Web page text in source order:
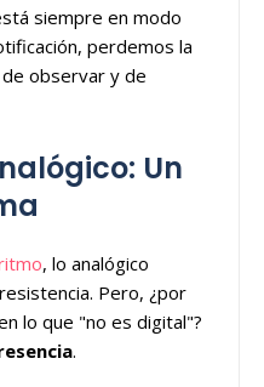
siempre en modo
perdemos la
observar y de
Un
, lo analógico
Pero, ¿por
lo que "no es digital"?
.